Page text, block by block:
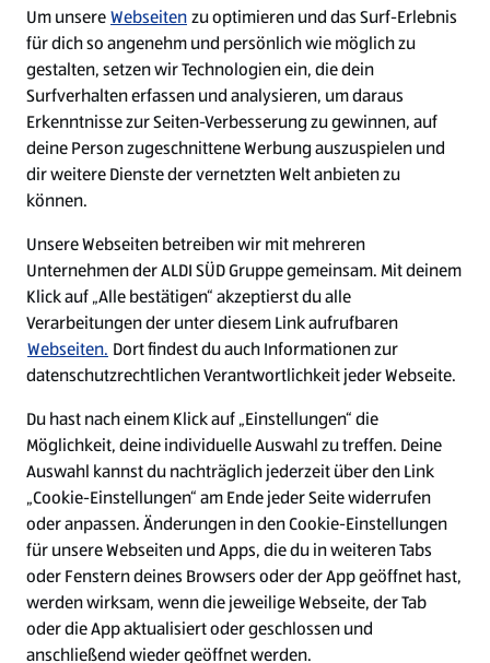
Leichte Sprache
Kontakt
W
i
r
d
a
u
f
W
i
r
d
a
u
f
W
i
r
d
a
u
f
W
i
r
d
a
Cookie - Liste
Datenschutz
Um unsereWebseitenzu optimieren und das Surf-Erlebnis
für dich so angenehm und persönlich wie möglich zu
gestalten, setzen wir Technologien ein, die dein
Surfverhalten erfassen und analysieren, um daraus
Erkenntnisse zur Seiten-Verbesserung zu gewinnen, auf
deine Person zugeschnittene Werbung auszuspielen und
dir weitere Dienste der vernetzten Welt anbieten zu
können.
Unsere Webseiten betreiben wir mit mehreren
Unternehmen der ALDI SÜD Gruppe gemeinsam. Mit deinem
Klick auf „Alle bestätigen“ akzeptierst du alle
Verarbeitungen der unter diesem Link aufrufbaren
Webseiten. Dort findest du auch Informationen zur
datenschutzrechtlichen Verantwortlichkeit jeder Webseite.
Du hast nach einem Klick auf „Einstellungen“ die
Möglichkeit, deine individuelle Auswahl zu treffen. Deine
Auswahl kannst du nachträglich jederzeit über den Link
„Cookie-Einstellungen“ am Ende jeder Seite widerrufen
oder anpassen. Änderungen in den Cookie-Einstellungen
für unsere Webseiten und Apps, die du in weiteren Tabs
oder Fenstern deines Browsers oder der App geöffnet hast,
werden wirksam, wenn die jeweilige Webseite, der Tab
oder die App aktualisiert oder geschlossen und
anschließend wieder geöffnet werden.